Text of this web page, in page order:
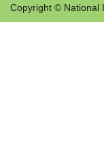
Copyright © National